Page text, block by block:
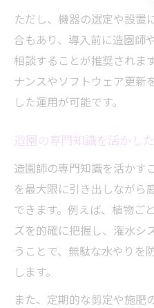
ただし、機器の選定や設置
合もあり、導入前に造園師
相談することが推奨されま
ナンスやソフトウェア更新
した運用が可能です。
造園の専門知識を活かし
造園師の専門知識を活かす
を最大限に引き出しながら
できます。例えば、植物ご
ズを的確に把握し、潅水シ
うことで、無駄な水やりを
します。
また、定期的な剪定や施肥